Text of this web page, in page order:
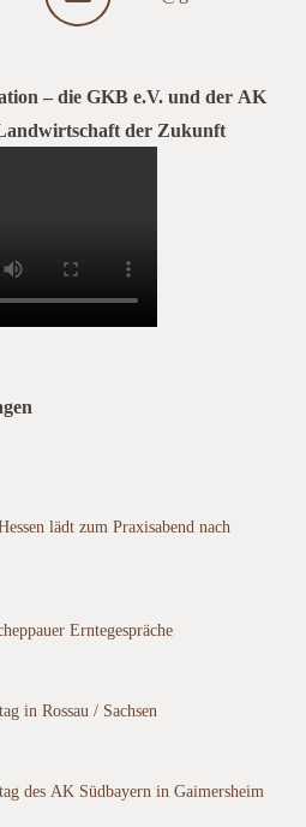
– die GKB e.V. und der AK
der Zukunft
lädt zum Praxisabend nach
Erntegespräche
in Rossau / Sachsen
des AK Südbayern in Gaimersheim